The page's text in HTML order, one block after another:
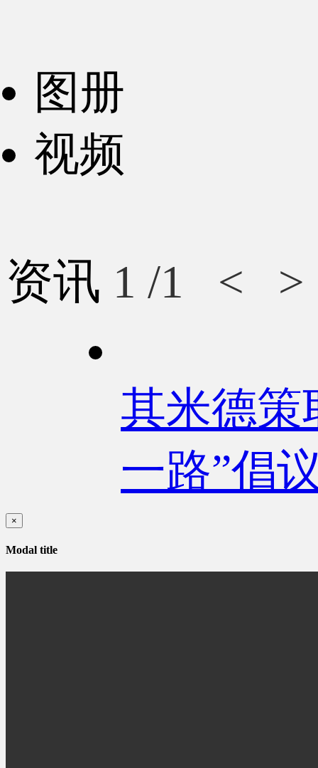
图册
视频
资讯 1 /1 < >
其米德策
一路”倡
×
Modal title